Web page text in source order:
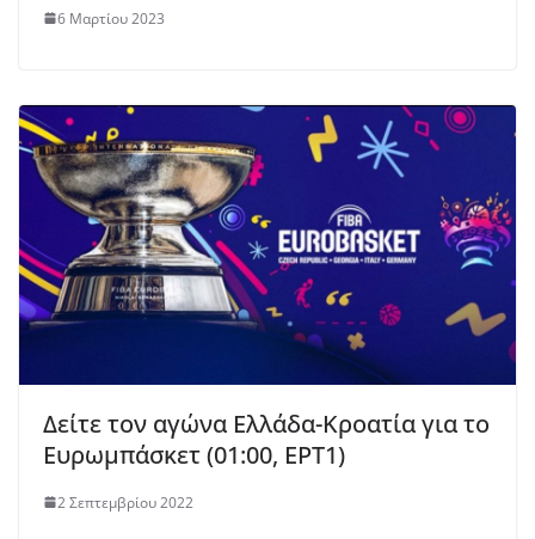
6 Μαρτίου 2023
Δείτε τoν αγώνα Ελλάδα-Κροατία για το
Ευρωμπάσκετ (01:00, EΡΤ1)
2 Σεπτεμβρίου 2022